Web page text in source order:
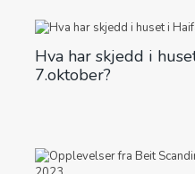
Hva har skjedd i
7.oktober?